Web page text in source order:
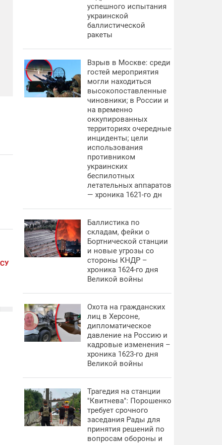
успешного испытания
украинской
баллистической
ракеты
Взрыв в Москве: среди
гостей мероприятия
могли находиться
высокопоставленные
чиновники; в России и
на временно
оккупированных
территориях очередные
инциденты; цели
использования
противником
украинских
беспилотных
летательных аппаратов
— хроника 1621-го дн
Баллистика по
складам, фейки о
Бортнической станции
и новые угрозы со
стороны КНДР –
хроника 1624-го дня
Великой войны
Охота на гражданских
лиц в Херсоне,
дипломатическое
давление на Россию и
кадровые изменения –
хроника 1623-го дня
Великой войны
Трагедия на станции
"Квитнева": Порошенко
требует срочного
заседания Рады для
принятия решений по
вопросам обороны и